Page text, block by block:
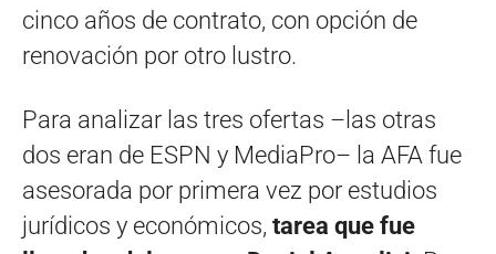
cinco años de contrato, con opción de
renovación por otro lustro.
Para analizar las tres ofertas –las otras
dos eran de ESPN y MediaPro– la AFA fue
asesorada por primera vez por estudios
jurídicos y económicos, tarea que fue